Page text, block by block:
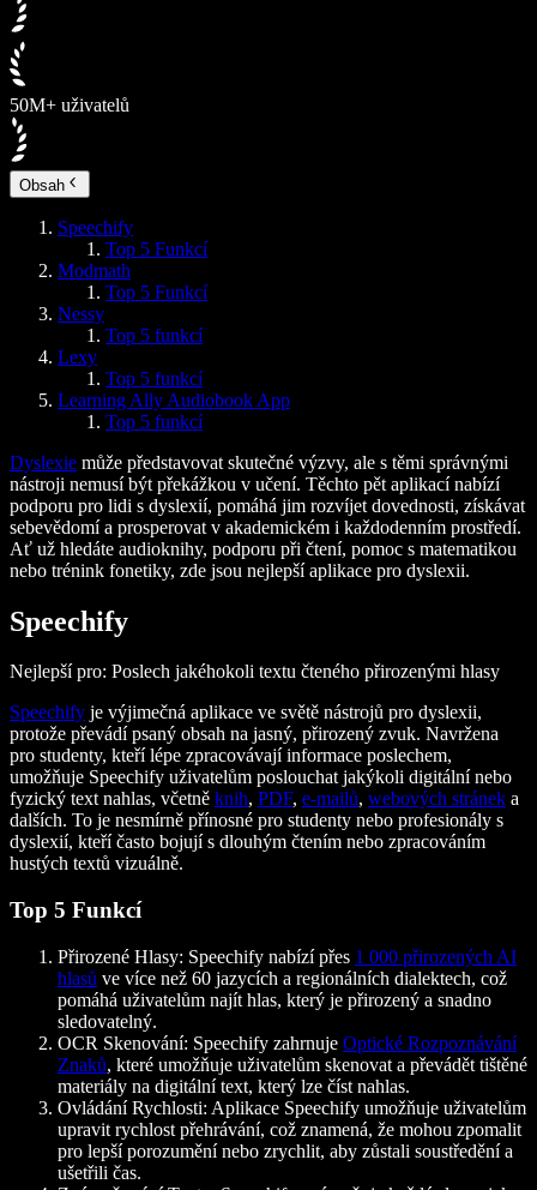
50M+ uživatelů
Obsah
Speechify
Top 5 Funkcí
Modmath
Top 5 Funkcí
Nessy
Top 5 funkcí
Lexy
Top 5 funkcí
Learning Ally Audiobook App
Top 5 funkcí
Dyslexie může představovat skutečné výzvy, ale s těmi správnými
nástroji nemusí být překážkou v učení. Těchto pět aplikací nabízí
podporu pro lidi s dyslexií, pomáhá jim rozvíjet dovednosti, získávat
sebevědomí a prosperovat v akademickém i každodenním prostředí.
Ať už hledáte audioknihy, podporu při čtení, pomoc s matematikou
nebo trénink fonetiky, zde jsou nejlepší aplikace pro dyslexii.
Speechify
Nejlepší pro: Poslech jakéhokoli textu čteného přirozenými hlasy
Speechify je výjimečná aplikace ve světě nástrojů pro dyslexii,
protože převádí psaný obsah na jasný, přirozený zvuk. Navržena
pro studenty, kteří lépe zpracovávají informace poslechem,
umožňuje Speechify uživatelům poslouchat jakýkoli digitální nebo
fyzický text nahlas, včetně knih, PDF, e-mailů, webových stránek a
dalších. To je nesmírně přínosné pro studenty nebo profesionály s
dyslexií, kteří často bojují s dlouhým čtením nebo zpracováním
hustých textů vizuálně.
Top 5 Funkcí
Přirozené Hlasy: Speechify nabízí přes 1 000 přirozených AI
hlasů ve více než 60 jazycích a regionálních dialektech, což
pomáhá uživatelům najít hlas, který je přirozený a snadno
sledovatelný.
OCR Skenování: Speechify zahrnuje Optické Rozpoznávání
Znaků, které umožňuje uživatelům skenovat a převádět tištěné
materiály na digitální text, který lze číst nahlas.
Ovládání Rychlosti: Aplikace Speechify umožňuje uživatelům
upravit rychlost přehrávání, což znamená, že mohou zpomalit
pro lepší porozumění nebo zrychlit, aby zůstali soustředění a
ušetřili čas.